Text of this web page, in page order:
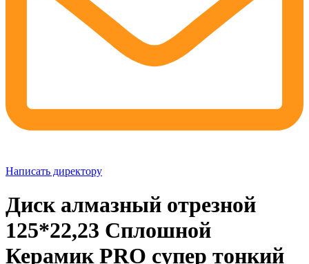
Написать директору
Диск алмазный отрезной
125*22,23 Сплошной
Керамик PRO супер тонкий